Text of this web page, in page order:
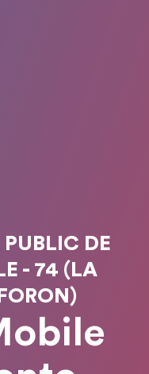
DE
- 74 (LA